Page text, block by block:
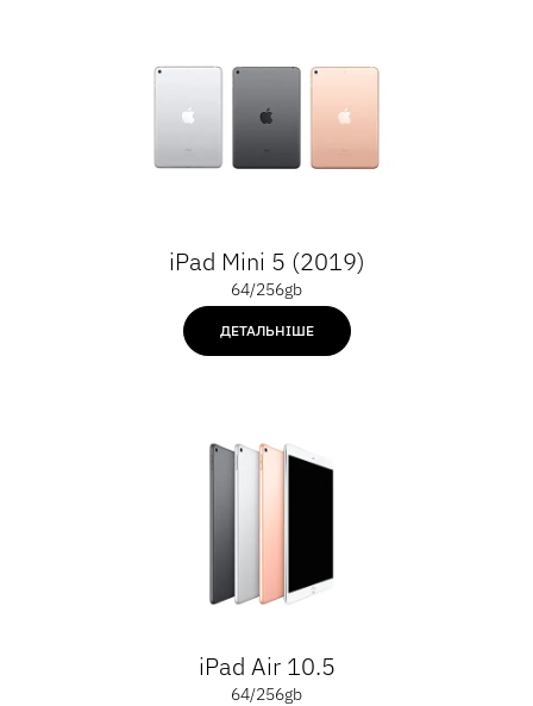
iPad Mini 5 (2019)
64/256gb
ДЕТАЛЬНІШЕ
iPad Air 10.5
64/256gb